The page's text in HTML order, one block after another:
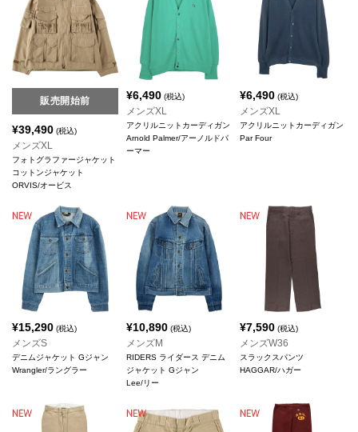
販売開始前
¥39,490 (税込)
メンズXL
フォトグラファージャケット
コットンジャケット
ORVIS/オービス
¥6,490(税込)
メンズXL
アクリルニットカーディガン
Arnold Palmer/アーノルドパ
ーマー
¥6,490 (税込)
メンズXL
アクリルニットカーディガン
Par Four
¥15,290 (税込)
メンズS
デニムジャケット Gジャン
Wrangler/ラングラー
¥10,890(税込)
メンズM
RIDERS ライダース デニム
ジャケット Gジャン
Lee/リー
¥7,590 (税込)
メンズW36
スラックスパンツ
HAGGAR/ハガー